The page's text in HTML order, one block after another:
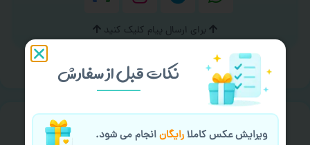
برای ارسال پیام کلیک کنید
خیالت راحت از سفارش گیری
نکات قبل از سفارش
ویرایش عکس کاملارایگانانجام می شود.